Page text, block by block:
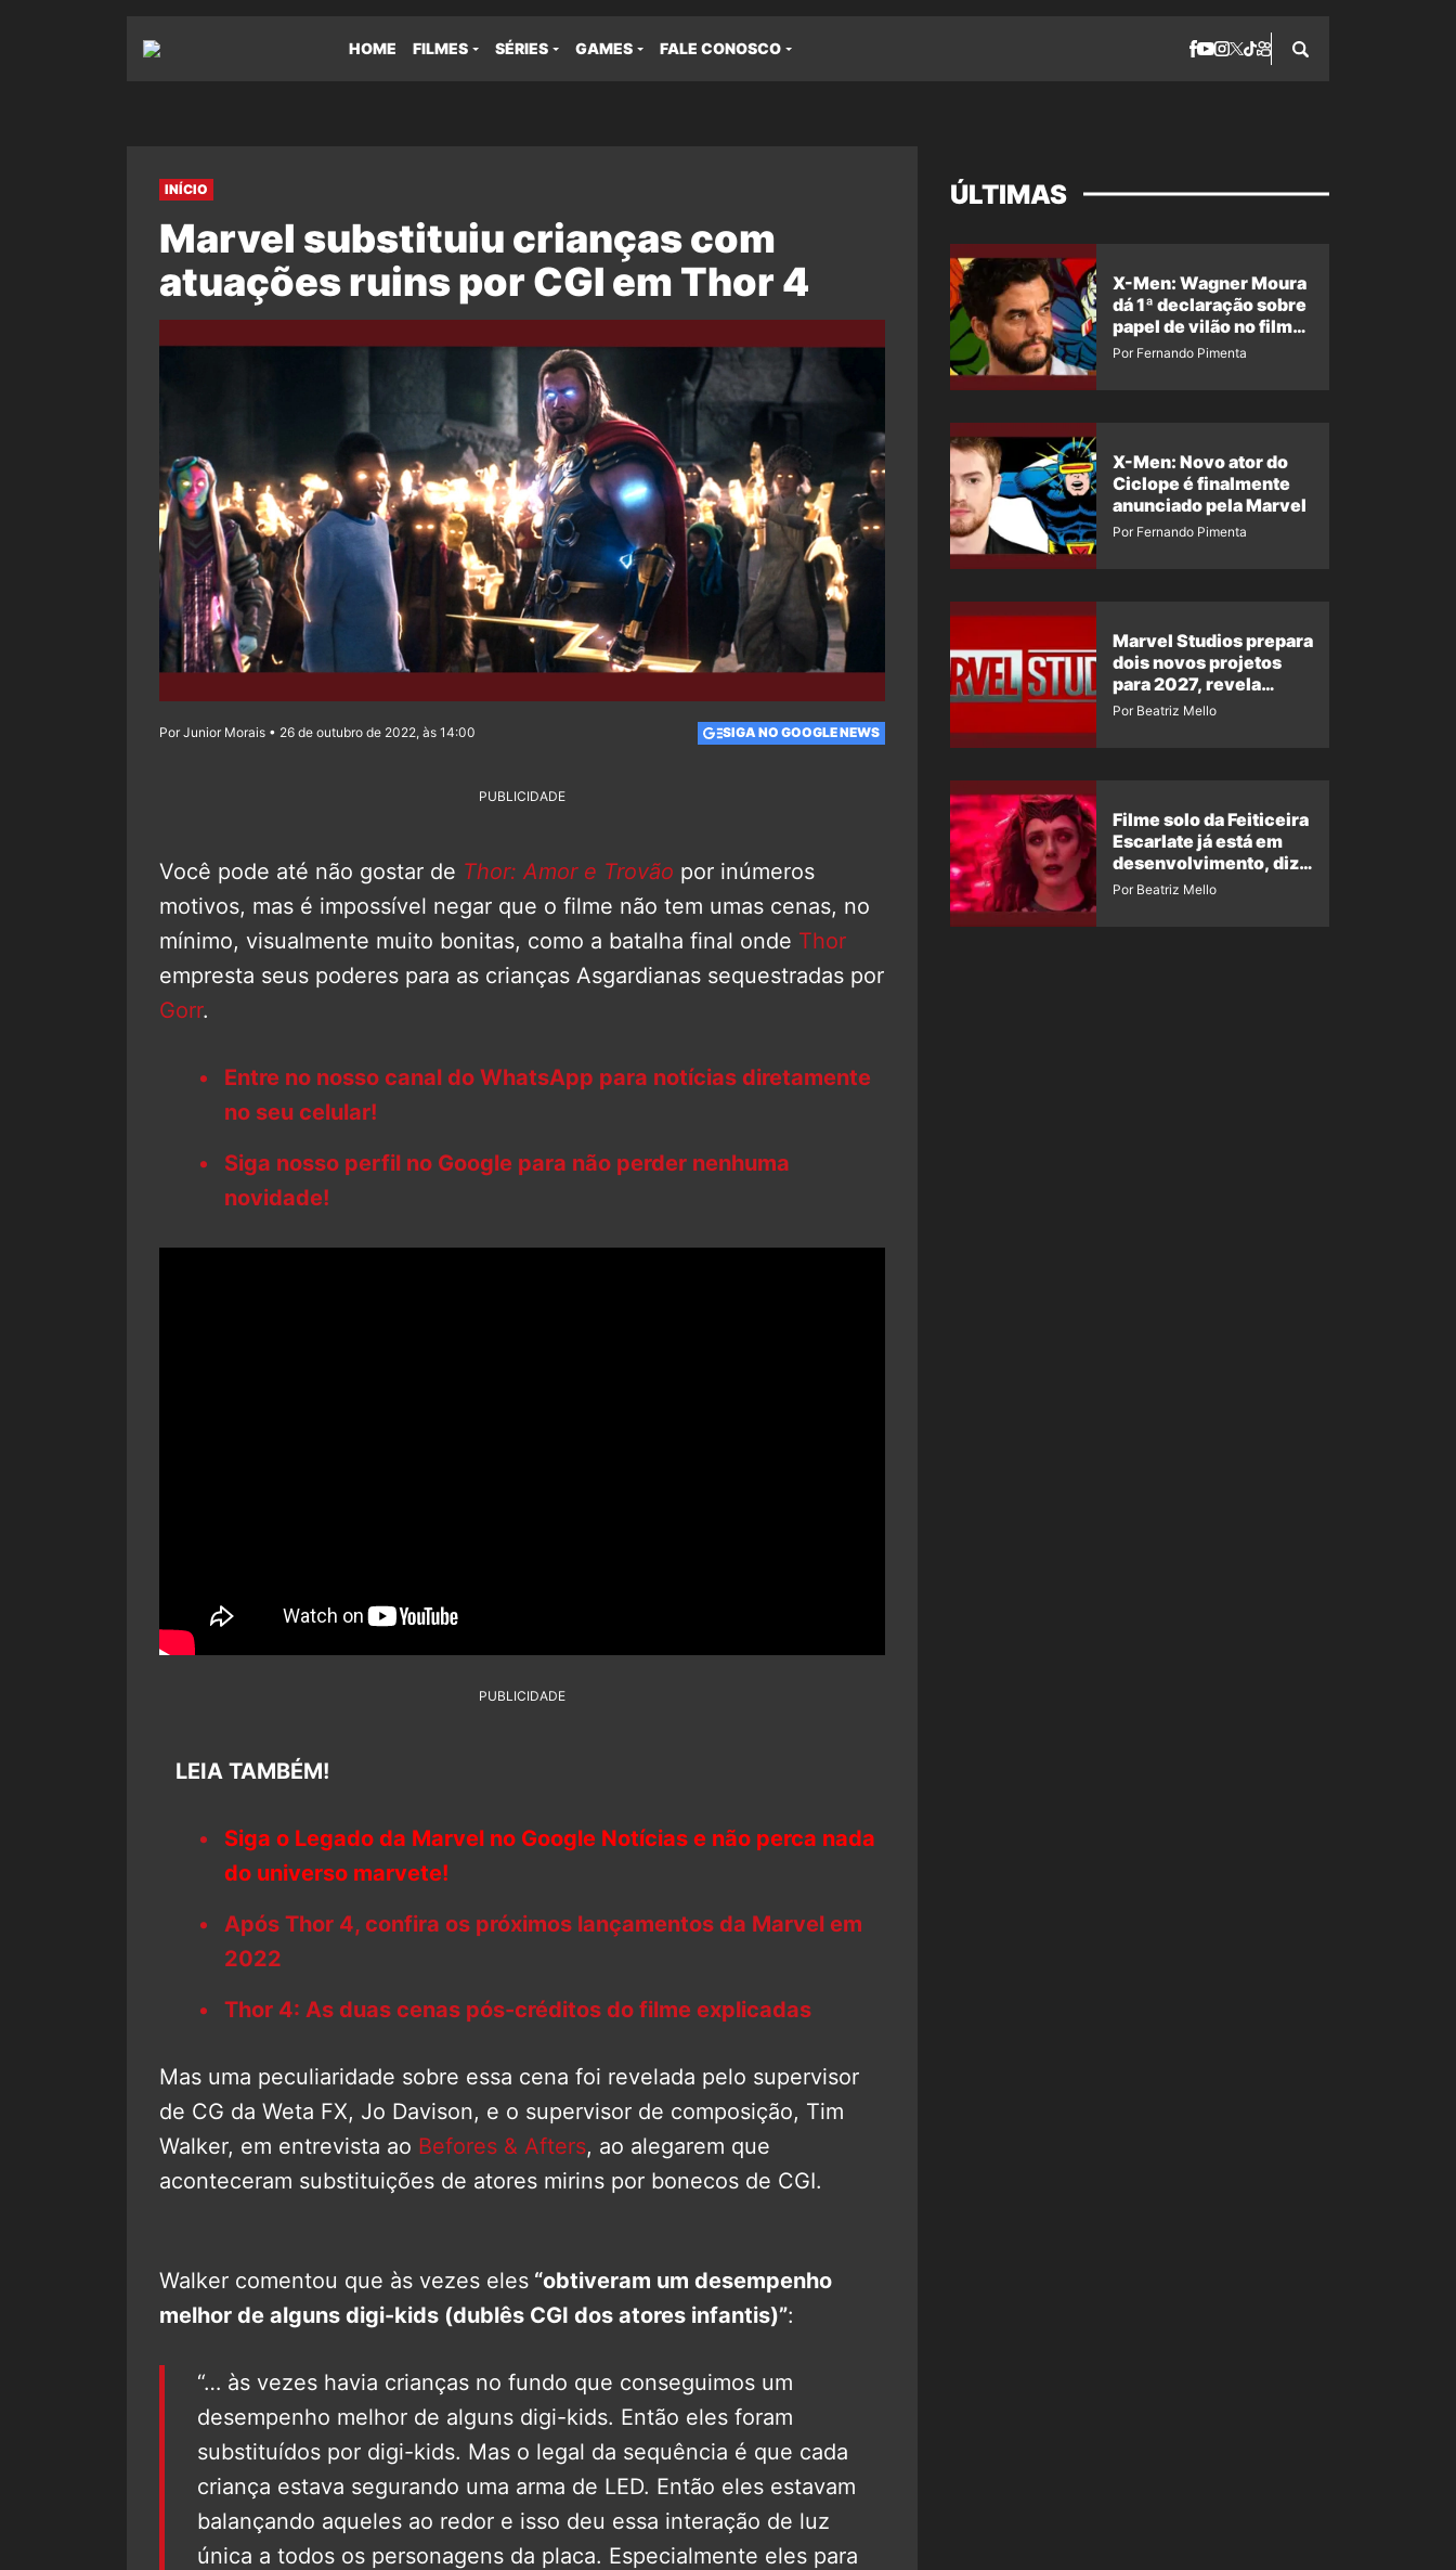
HOME FILMES SÉRIES GAMES FALE CONOSCO
INÍCIO
Marvel substituiu crianças com
atuações ruins por CGI em Thor 4
Por Junior Morais • 26 de outubro de 2022, às 14:00 SIGA NO GOOGLE NEWS
PUBLICIDADE
Você pode até não gostar de Thor: Amor e Trovão por inúmeros
motivos, mas é impossível negar que o filme não tem umas cenas, no
mínimo, visualmente muito bonitas, como a batalha final onde Thor
empresta seus poderes para as crianças Asgardianas sequestradas por
Gorr.
Entre no nosso canal do WhatsApp para notícias diretamente
no seu celular!
Siga nosso perfil no Google para não perder nenhuma
novidade!
PUBLICIDADE
LEIA TAMBÉM!
Siga o Legado da Marvel no Google Notícias e não perca nada
do universo marvete!
Após Thor 4, confira os próximos lançamentos da Marvel em
2022
Thor 4: As duas cenas pós-créditos do filme explicadas
Mas uma peculiaridade sobre essa cena foi revelada pelo supervisor
de CG da Weta FX, Jo Davison, e o supervisor de composição, Tim
Walker, em entrevista ao Befores & Afters, ao alegarem que
aconteceram substituições de atores mirins por bonecos de CGI.
Walker comentou que às vezes eles “obtiveram um desempenho
melhor de alguns digi-kids (dublês CGI dos atores infantis)”:
“… às vezes havia crianças no fundo que conseguimos um
desempenho melhor de alguns digi-kids. Então eles foram
substituídos por digi-kids. Mas o legal da sequência é que cada
criança estava segurando uma arma de LED. Então eles estavam
balançando aqueles ao redor e isso deu essa interação de luz
única a todos os personagens da placa. Especialmente eles para
ÚLTIMAS
X-Men: Wagner Moura
dá 1ª declaração sobre
papel de vilão no filme
da Marvel
Por Fernando Pimenta
X-Men: Novo ator do
Ciclope é finalmente
anunciado pela Marvel
Por Fernando Pimenta
Marvel Studios prepara
dois novos projetos
para 2027, revela
insider
Por Beatriz Mello
Filme solo da Feiticeira
Escarlate já está em
desenvolvimento, diz
insider
Por Beatriz Mello